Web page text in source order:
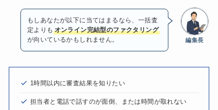
編集長
もしあなたが以下に当てはまるなら、一括査
定よりも オンライン完結型のファクタリング
が向いているかもしれません。
1時間以内に審査結果を知りたい
担当者と電話で話すのが面倒、または時間が取れない